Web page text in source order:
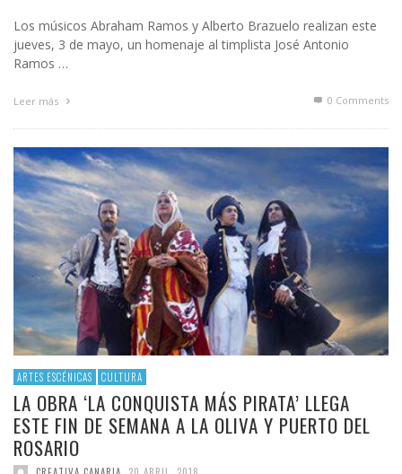
Los músicos Abraham Ramos y Alberto Brazuelo realizan este
jueves, 3 de mayo, un homenaje al timplista José Antonio
Ramos …
Leer más 0 Comments
ARTES ESCÉNICAS CULTURA
LA OBRA ‘LA CONQUISTA MÁS PIRATA’ LLEGA
ESTE FIN DE SEMANA A LA OLIVA Y PUERTO DEL
ROSARIO